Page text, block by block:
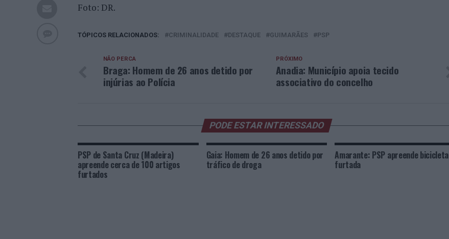
Foto: DR.
TÓPICOS RELACIONADOS: CRIMINALIDADE DESTAQUE GUIMARÃES PSP
PRÓXIMO
Anadia: Município apoia tecido
associativo do concelho
NÃO PERCA
Braga: Homem de 26 anos detido por
injúrias ao Polícia
PODE ESTAR INTERESSADO
PSP de Santa Cruz (Madeira)
apreende cerca de 100 artigos
furtados
Gaia: Homem de 26 anos detido por
tráfico de droga
Amarante: PSP apreende bicicleta
furtada